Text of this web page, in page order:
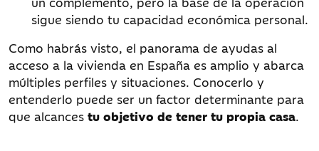
sigue siendo tu capacidad económica personal.
Como habrás visto, el panorama de ayudas al
acceso a la vivienda en España es amplio y abarca
múltiples perfiles y situaciones. Conocerlo y
entenderlo puede ser un factor determinante para
que alcances tu objetivo de tener tu propia casa.